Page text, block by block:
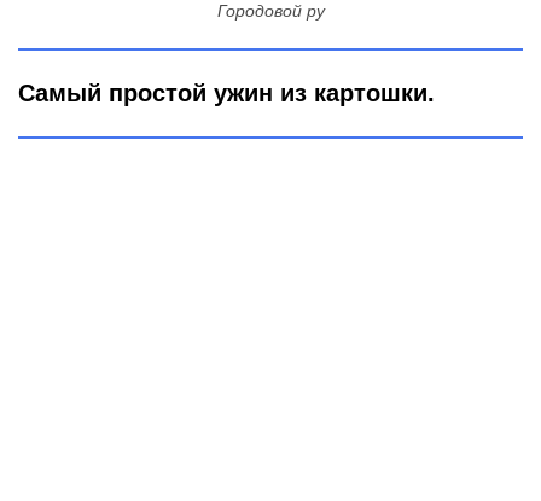
Городовой ру
Самый простой ужин из картошки.